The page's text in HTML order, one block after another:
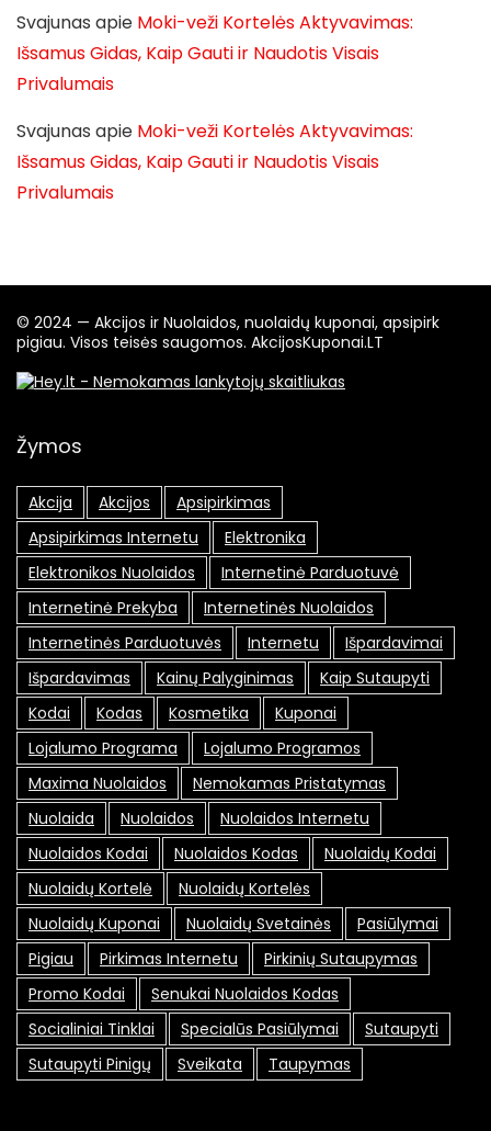
Svajunas apie Moki-veži Kortelės Aktyvavimas:
Išsamus Gidas, Kaip Gauti ir Naudotis Visais
Privalumais
Svajunas apie Moki-veži Kortelės Aktyvavimas:
Išsamus Gidas, Kaip Gauti ir Naudotis Visais
Privalumais
© 2024 — Akcijos ir Nuolaidos, nuolaidų kuponai, apsipirk
pigiau. Visos teisės saugomos. AkcijosKuponai.LT
Žymos
Akcija Akcijos
Apsipirkimas
Apsipirkimas Internetu
Elektronika
Elektronikos Nuolaidos
Internetinė Parduotuvė
Internetinė Prekyba
Internetinės Nuolaidos
Internetinės Parduotuvės
Internetu
Išpardavimai
Išpardavimas
Kainų Palyginimas
Kaip Sutaupyti
Kodai
Kodas Kosmetika
Kuponai
Lojalumo Programa
Lojalumo Programos
Maxima Nuolaidos
Nemokamas Pristatymas
Nuolaida
Nuolaidos
Nuolaidos Internetu
Nuolaidos Kodai
Nuolaidos Kodas
Nuolaidų Kodai
Nuolaidų Kortelė
Nuolaidų Kortelės
Nuolaidų Kuponai
Nuolaidų Svetainės
Pasiūlymai
Pigiau
Pirkimas Internetu
Pirkinių Sutaupymas
Promo Kodai
Senukai Nuolaidos Kodas
Socialiniai Tinklai
Specialūs Pasiūlymai
Sutaupyti
Sutaupyti Pinigų
Sveikata Taupymas